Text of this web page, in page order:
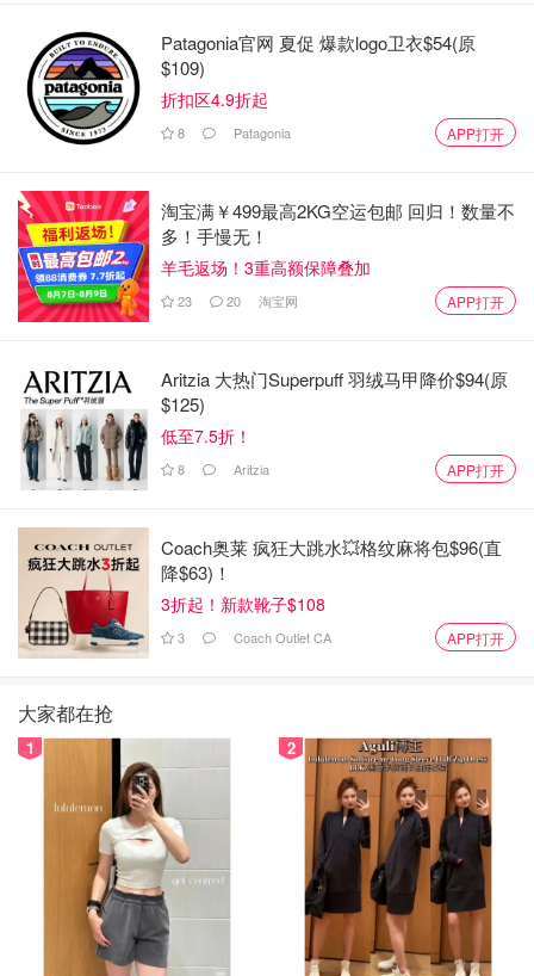
Patagonia官网 夏促 爆款logo卫衣$54(原
$109)
折扣区4.9折起
8 Patagonia APP打开
淘宝满￥499最高2KG空运包邮 回归！数量不
多！手慢无！
羊毛返场！3重高额保障叠加
23 20 淘宝网 APP打开
Aritzia 大热门Superpuff 羽绒马甲降价$94(原
$125)
低至7.5折！
8 Aritzia APP打开
Coach奥莱 疯狂大跳水💥格纹麻将包$96(直
降$63)！
3折起！新款靴子$108
3 Coach Outlet CA APP打开
大家都在抢
1 2